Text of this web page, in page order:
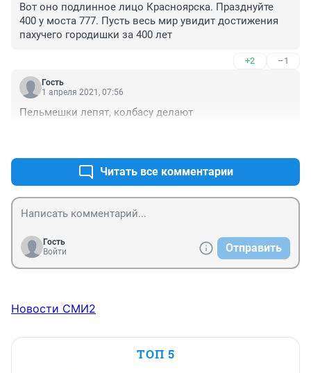
поданы иски в суд на владельцев земельных
участков с требованием устранить. Реальная работа
по устранению и пресечению не проводится.
Вот оно подлинное лицо Красноярска. Празднуйте
400 у моста 777. Пусть весь мир увидит достижения
пахучего городишки за 400 лет
+2 –1
Гость
1 апреля 2021, 07:56
Пельмешки лепят, колбасу делают
Читать все комментарии
Гость
Войти
Отправить
Новости СМИ2
ТОП 5